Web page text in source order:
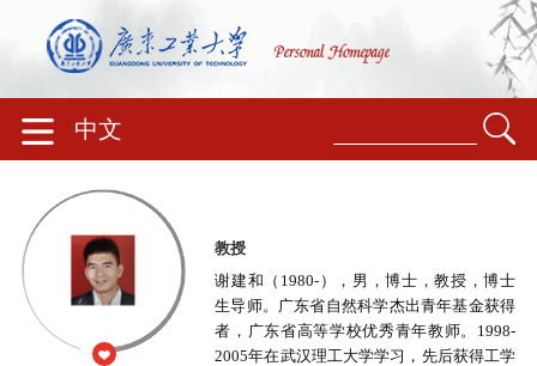
中文
教授
谢建和（1980-），男，博士，教授，博士
生导师。广东省自然科学杰出青年基金获得
者，广东省高等学校优秀青年教师。1998-
2005年在武汉理工大学学习，先后获得工学